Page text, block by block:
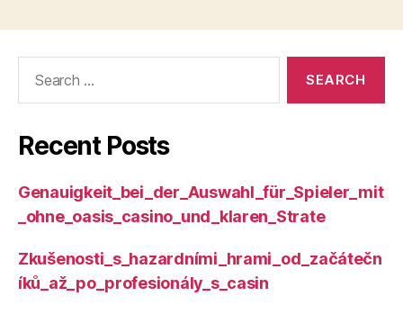
Recent Posts
Genauigkeit_bei_der_Auswahl_für_Spieler_mit
_ohne_oasis_casino_und_klaren_Strate
Zkušenosti_s_hazardními_hrami_od_začátečn
íků_až_po_profesionály_s_casin